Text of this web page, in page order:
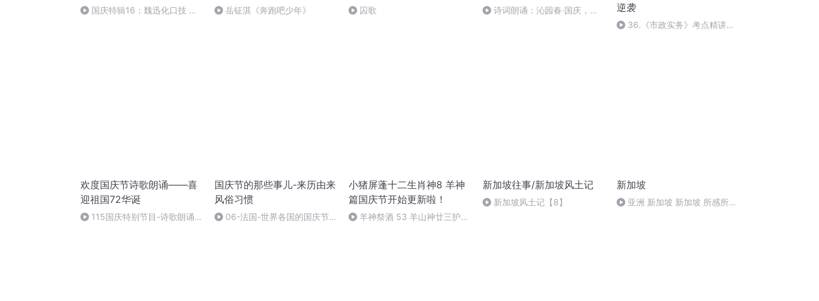
国庆特辑16：魏迅化口技 二
岳钲淇《奔跑吧少年》 囚歌
诗词朗诵：沁园春·国庆，朗
逆袭
36.《市政实务》考点精讲第
欢度国庆节诗歌朗诵——喜
迎祖国72华诞
115国庆特别节目-诗歌朗诵-
国庆节的那些事儿-来历由来
风俗习惯
06-法国-世界各国的国庆节-
小猪屏蓬十二生肖神8 羊神
篇国庆节开始更新啦！
羊神祭酒 53 羊山神廿三护祭
新加坡往事/新加坡风土记
新加坡风土记【8】
新加坡
亚洲 新加坡 新加坡 所感所